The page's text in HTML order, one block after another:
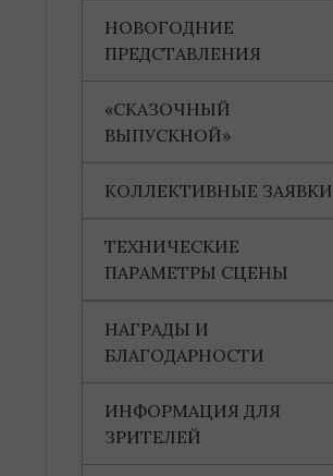
НОВОГОДНИЕ
ПРЕДСТАВЛЕНИЯ
«СКАЗОЧНЫЙ
ВЫПУСКНОЙ»
КОЛЛЕКТИВНЫЕ ЗАЯВКИ
ТЕХНИЧЕСКИЕ
ПАРАМЕТРЫ СЦЕНЫ
НАГРАДЫ И
БЛАГОДАРНОСТИ
ИНФОРМАЦИЯ ДЛЯ
ЗРИТЕЛЕЙ